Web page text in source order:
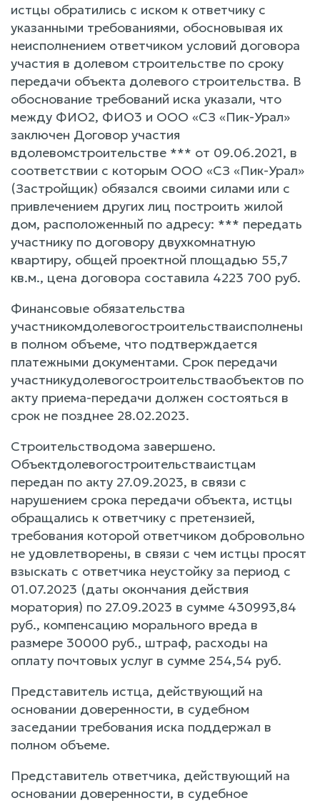
истцы обратились с иском к ответчику с
указанными требованиями, обосновывая их
неисполнением ответчиком условий договора
участия в долевом строительстве по сроку
передачи объекта долевого строительства. В
обоснование требований иска указали, что
между ФИО2, ФИО3 и ООО «СЗ «Пик-Урал»
заключен Договор участия
вдолевомстроительстве *** от 09.06.2021, в
соответствии с которым ООО «СЗ «Пик-Урал»
(Застройщик) обязался своими силами или с
привлечением других лиц построить жилой
дом, расположенный по адресу: *** передать
участнику по договору двухкомнатную
квартиру, общей проектной площадью 55,7
кв.м., цена договора составила 4223 700 руб.
Финансовые обязательства
участникомдолевогостроительстваисполнены
в полном объеме, что подтверждается
платежными документами. Срок передачи
участникудолевогостроительстваобъектов по
акту приема-передачи должен состояться в
срок не позднее 28.02.2023.
Строительстводома завершено.
Объектдолевогостроительстваистцам
передан по акту 27.09.2023, в связи с
нарушением срока передачи объекта, истцы
обращались к ответчику с претензией,
требования которой ответчиком добровольно
не удовлетворены, в связи с чем истцы просят
взыскать с ответчика неустойку за период с
01.07.2023 (даты окончания действия
моратория) по 27.09.2023 в сумме 430993,84
руб., компенсацию морального вреда в
размере 30000 руб., штраф, расходы на
оплату почтовых услуг в сумме 254,54 руб.
Представитель истца, действующий на
основании доверенности, в судебном
заседании требования иска поддержал в
полном объеме.
Представитель ответчика, действующий на
основании доверенности, в судебное